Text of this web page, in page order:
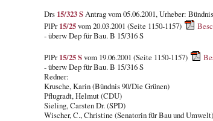
Drs 15/323 SAntrag vom 05.06.2001, Urheber:
PlPr15/25vom 20.03.2001 (Seite 1150-1157)
- überw Dep für Bau. B 15/316 S
PlPr15/25 Svom 19.06.2001 (Seite 1150-1157)
- überw Dep für Bau. B 15/316 S
Redner:
Krusche, Karin (Bündnis 90/Die Grünen)
Pflugradt, Helmut (CDU)
Sieling, Carsten Dr. (SPD)
Wischer, C., Christine (Senatorin für Bau und Umwelt)